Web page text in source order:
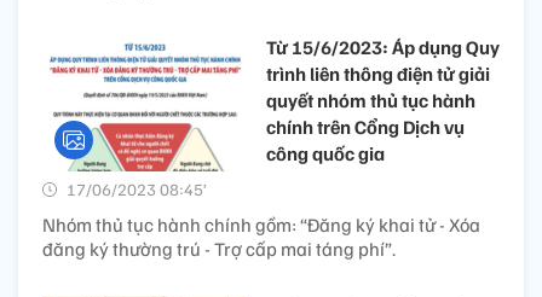
Từ 15/6/2023: Áp dụng Quy
trình liên thông điện tử giải
quyết nhóm thủ tục hành
chính trên Cổng Dịch vụ
công quốc gia
17/06/2023 08:45’
Nhóm thủ tục hành chính gồm: “Đăng ký khai tử - Xóa
đăng ký thường trú - Trợ cấp mai táng phí”.